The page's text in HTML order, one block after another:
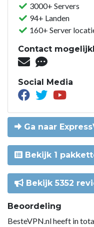
3000+ Servers
94+ Landen
160+ Server
Contact
Social Media
Ga naar
Bekijk 1
Bekijk 5352
Beoordeling
BesteVPN.nl heeft in